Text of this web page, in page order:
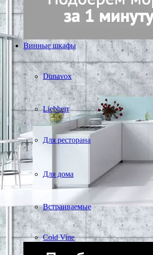
Винные шкафы
Dunavox
Liebherr
Для ресторана
Для дома
Встраиваемые
Cold Vine